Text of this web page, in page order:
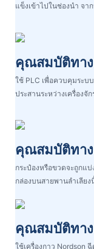
แข็งเข้าไปในช่องนำ จา
คุณสมบัติทา
ใช้ PLC เพื่อควบคุมระ
ประสานระหว่างเครื่องจัก
คุณสมบัติทา
กระป๋องหรือขวดจะถูกแ
กล่องบนสายพานลำเลียง
คุณสมบัติทา
ใช้เครื่องกาว Nordson